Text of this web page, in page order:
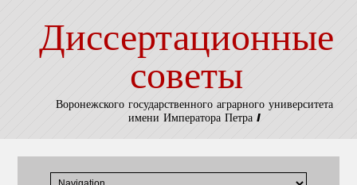
Диссертационные
советы
Воронежского государственного аграрного университета
имени Императора Петра I